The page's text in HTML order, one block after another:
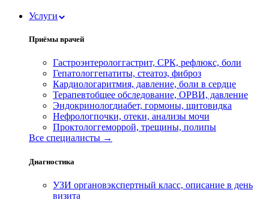
Услуги
Приёмы врачей
Гастроэнтерологгастрит, СРК, рефлюкс, боли
Гепатологгепатиты, стеатоз, фиброз
Кардиологаритмия, давление, боли в сердце
Терапевтобщее обследование, ОРВИ, давление
Эндокринологдиабет, гормоны, щитовидка
Нефрологпочки, отеки, анализы мочи
Проктологгеморрой, трещины, полипы
Все специалисты →
Диагностика
УЗИ органовэкспертный класс, описание в день
визита